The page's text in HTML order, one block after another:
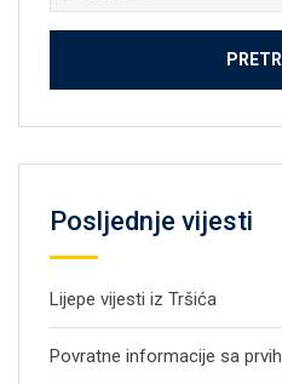
Posljednje vijesti
Lijepe vijesti iz Tršića
Povratne informacije sa